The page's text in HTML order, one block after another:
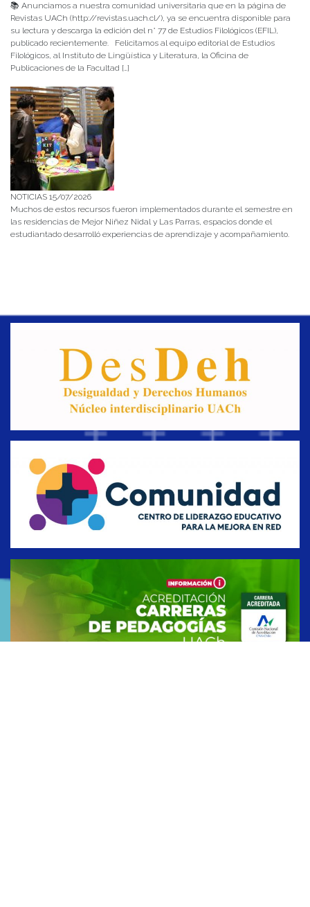
📚 Anunciamos a nuestra comunidad universitaria que en la página de
Revistas UACh (http://revistas.uach.cl/), ya se encuentra disponible para
su lectura y descarga la edición del n° 77 de Estudios Filológicos (EFIL),
publicado recientemente. Felicitamos al equipo editorial de Estudios
Filológicos, al Instituto de Lingüística y Literatura, la Oficina de
Publicaciones de la Facultad […]
NOTICIAS 15/07/2026
Muchos de estos recursos fueron implementados durante el semestre en
las residencias de Mejor Niñez Nidal y Las Parras, espacios donde el
estudiantado desarrolló experiencias de aprendizaje y acompañamiento.